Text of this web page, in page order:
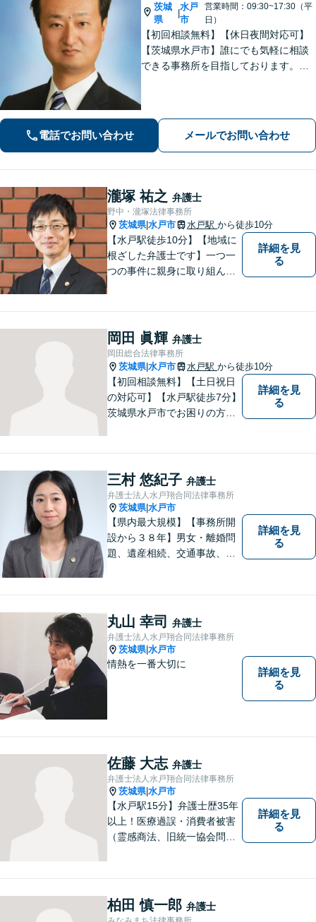
茨城
県
|
水戸
市
営業時間：09:30~17:30（平
日）
【初回相談無料】【休日夜間対応可】
【茨城県水戸市】誰にでも気軽に相談
できる事務所を目指しております。依
にご相談ください。
電話でお問い合わせ メールでお問い合わせ
瀧塚 祐之 弁護士
野中・瀧塚法律事務所
茨城県|水戸市 水戸駅 から徒歩10分
【水戸駅徒歩10分】【地域に
根ざした弁護士です】一つ一
つの事件に親身に取り組んで
把握した上で、正当な権利を
守るために丁寧な対応を致し
ます。
詳細を見
る
岡田 眞輝 弁護士
岡田総合法律事務所
茨城県|水戸市 水戸駅 から徒歩10分
【初回相談無料】【土日祝日
の対応可】【水戸駅徒歩7分】
茨城県水戸市でお困りの方
詳細を見
る
三村 悠紀子 弁護士
弁護士法人水戸翔合同法律事務所
茨城県|水戸市
【県内最大規模】【事務所開
設から３８年】男女・離婚問
題、遺産相続、交通事故、労
地域密着の女性弁護士。お困
りごとがあればお気軽にご相
談ください！お一人おひとり
に誠実に向き合います。
詳細を見
る
丸山 幸司 弁護士
弁護士法人水戸翔合同法律事務所
茨城県|水戸市
情熱を一番大切に
詳細を見
る
佐藤 大志 弁護士
弁護士法人水戸翔合同法律事務所
茨城県|水戸市
【水戸駅15分】弁護士歴35年
以上！医療過誤・消費者被害
（霊感商法、旧統一協会問題
め、日々勉強、積極的に行動
し、解決へと導いてまいりま
す。お気軽にご相談くださ
詳細を見
る
柏田 慎一郎 弁護士